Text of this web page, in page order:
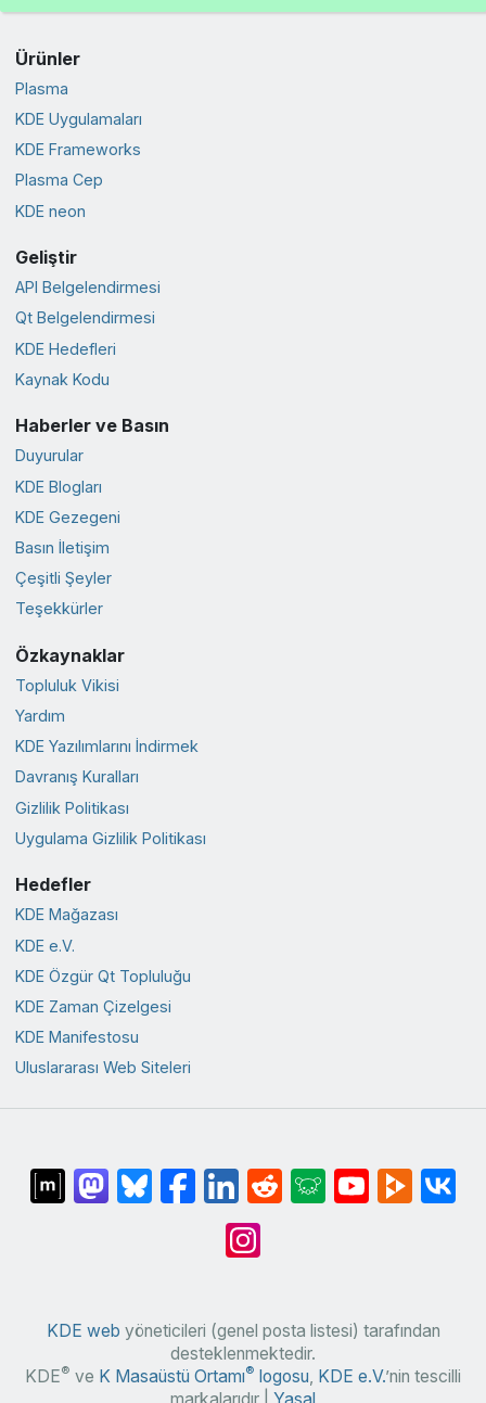
Ürünler
Plasma
KDE Uygulamaları
KDE Frameworks
Plasma Cep
KDE neon
Geliştir
API Belgelendirmesi
Qt Belgelendirmesi
KDE Hedefleri
Kaynak Kodu
Haberler ve Basın
Duyurular
KDE Blogları
KDE Gezegeni
Basın İletişim
Çeşitli Şeyler
Teşekkürler
Özkaynaklar
Topluluk Vikisi
Yardım
KDE Yazılımlarını İndirmek
Davranış Kuralları
Gizlilik Politikası
Uygulama Gizlilik Politikası
Hedefler
KDE Mağazası
KDE e.V.
KDE Özgür Qt Topluluğu
KDE Zaman Çizelgesi
KDE Manifestosu
Uluslararası Web Siteleri
KDE web yöneticileri (genel posta listesi) tarafından
desteklenmektedir.
KDE® ve K Masaüstü Ortamı® logosu, KDE e.V.’nin tescilli